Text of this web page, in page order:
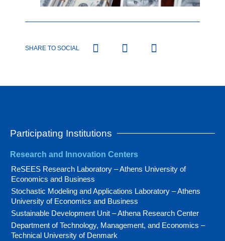
SHARE TO SOCIAL
Participating Institutions
Research and Innovation Centers
ReSEES Research Laboratory – Athens University of
Economics and Business
Stochastic Modeling and Applications Laboratory – Athens
University of Economics and Business
Sustainable Development Unit – Athena Research Center
Department of Technology, Management, and Economics –
Technical University of Denmark